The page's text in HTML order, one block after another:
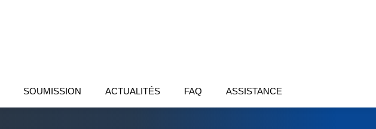
SOUMISSION ACTUALITÉS FAQ ASSISTANCE